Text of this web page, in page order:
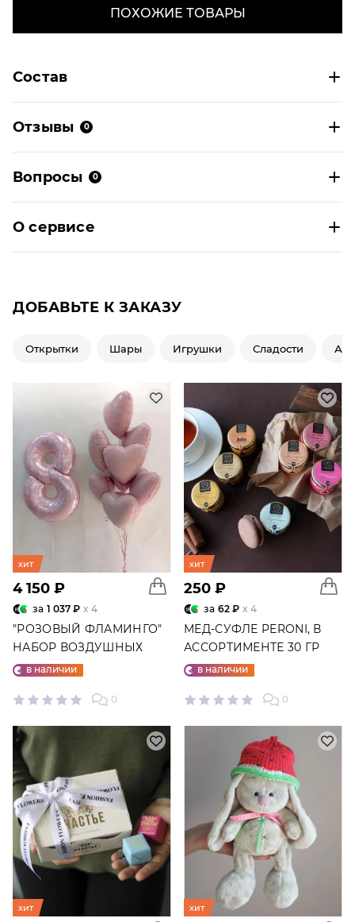
ПОХОЖИЕ ТОВАРЫ
Состав
Отзывы 0
Вопросы 0
О сервисе
ДОБАВЬТЕ К ЗАКАЗУ
Открытки Шары Игрушки Сладости
хит
4 150 ₽
за 1 037 ₽ x 4
"РОЗОВЫЙ ФЛАМИНГО"
НАБОР ВОЗДУШНЫХ
ШАРОВ №25
в наличии
0
хит
250 ₽
за 62 ₽ x 4
МЕД-СУФЛЕ PERONI, В
АССОРТИМЕНТЕ 30 ГР
в наличии
0
хит хит